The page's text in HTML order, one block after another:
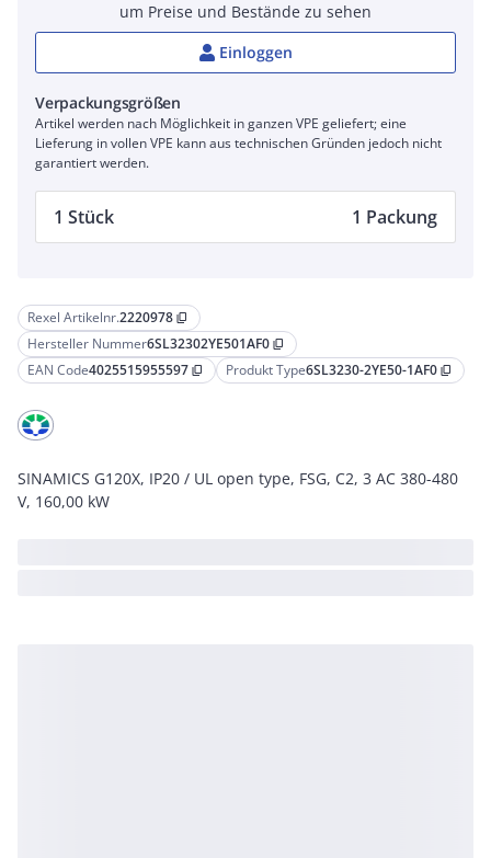
Rexel Artikelnr.2220978 content_copy
Hersteller Nummer6SL32302YE501AF0 content_copy
EAN Code4025515955597 content_copy Produkt Type6SL3230-2YE50-1AF0 content_copy
SINAMICS G120X, IP20 / UL open type, FSG, C2, 3 AC 380-480
V, 160,00 kW
um Preise und Bestände zu sehen
Einloggen
Verpackungsgrößen
Artikel werden nach Möglichkeit in ganzen VPE geliefert; eine
Lieferung in vollen VPE kann aus technischen Gründen jedoch nicht
garantiert werden.
1 Stück 1 Packung